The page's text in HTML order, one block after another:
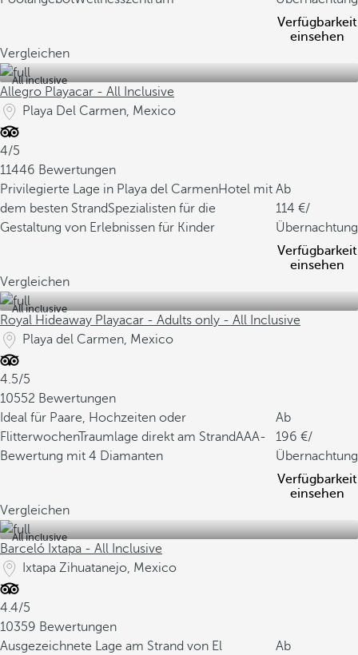
Verfügbarkeit
einsehen
Vergleichen
All inclusive
Allegro Playacar - All Inclusive
Playa Del Carmen, Mexico
4/5
11446 Bewertungen
Privilegierte Lage in Playa del CarmenHotel mit
dem besten StrandSpezialisten für die
Gestaltung von Erlebnissen für Kinder
Ab
114
/
Übernachtung
Verfügbarkeit
einsehen
Vergleichen
All inclusive
Royal Hideaway Playacar - Adults only - All Inclusive
Playa del Carmen, Mexico
4.5/5
10552 Bewertungen
Ideal für Paare, Hochzeiten oder
FlitterwochenTraumlage direkt am StrandAAA-
Bewertung mit 4 Diamanten
Ab
196
/
Übernachtung
Verfügbarkeit
einsehen
Vergleichen
All inclusive
Barceló Ixtapa - All Inclusive
Ixtapa Zihuatanejo, Mexico
4.4/5
10359 Bewertungen
Ausgezeichnete Lage am Strand von El
Ab